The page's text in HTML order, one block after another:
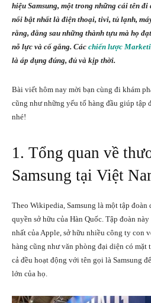
hiệu Samsung, một trong những cái tên đi
nổi bật nhất là điện thoại, tivi, tủ lạnh,
rằng, đằng sau những thành tựu mà họ
nỗ lực và cố gắng. Các chiến lược
là áp dụng đúng, đủ và kịp thời.
Bài viết hôm nay mời bạn cùng đi khám
cũng như những yếu tố hàng đầu giúp tập
nhé!
1. Tổng quan về
Samsung tại Việt
Theo Wikipedia, Samsung là một tập
quyền sở hữu của Hàn Quốc. Tập đoàn
nhất của Apple, sở hữu nhiều công ty con
hàng cũng như văn phòng đại diện có mặt
cả đều hoạt động với tên gọi là Samsung
lớn của họ.